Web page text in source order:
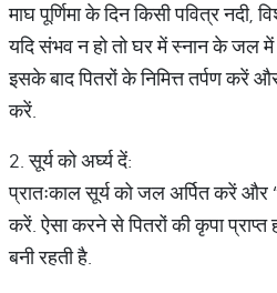
माघ पूर्णिमा के दिन किसी पवित्र नदी,
यदि संभव न हो तो घर में स्नान के जल
इसके बाद पितरों के निमित्त तर्पण करें
करें.
2. सूर्य को अर्घ्य दें:
प्रातःकाल सूर्य को जल अर्पित करें और
करें. ऐसा करने से पितरों की कृपा
बनी रहती है.